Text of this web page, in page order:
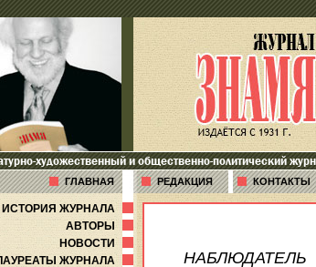
художественный и общественно-политический
ГЛАВНАЯ РЕДАКЦИЯ КОНТАКТЫ
ИСТОРИЯ ЖУРНАЛА
АВТОРЫ
НОВОСТИ
ЖУРНАЛА
НАБЛЮДАТЕЛЬ